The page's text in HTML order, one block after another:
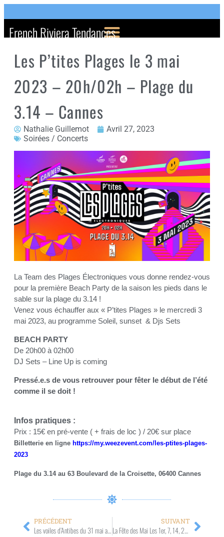
French Riviera Tendances
Les P’tites Plages le 3 mai
2023 – 20h/02h – Plage du
3.14 – Cannes
Nathalie Guillemot
Avril 27, 2023
Soirées / Concerts
La Team des Plages Électroniques vous donne rendez-vous
pour la première Beach Party de la saison les pieds dans le
sable sur la plage du 3.14 !
Venez vous échauffer aux « P’tites Plages » le mercredi 3
mai 2023, au programme Soleil, sunset & Djs Sets
BEACH PARTY
De 20h00 à 02h00
DJ Sets – Line Up is coming
Pressé.e.s de vous retrouver pour fêter le début de l’été
comme il se doit !
Infos pratiques :
Prix : 15€ en pré-vente ( + frais de loc ) / 20€ sur place
Billetterie en ligne https://my.weezevent.com/les-ptites-plages-
2023
Plage du 3.14 au 63 Boulevard de la Croisette, 06400 Cannes
PRÉCÉDENT
Les voiles d’Antibes du 31 mai au 4 juin 2023- Port Vauban – Antibes
SUIVANT
La Fête des Mai Les 1er, 7, 14, 21 et 28 mai 2023 – Jardin des Arènes de Cimiez – Nice